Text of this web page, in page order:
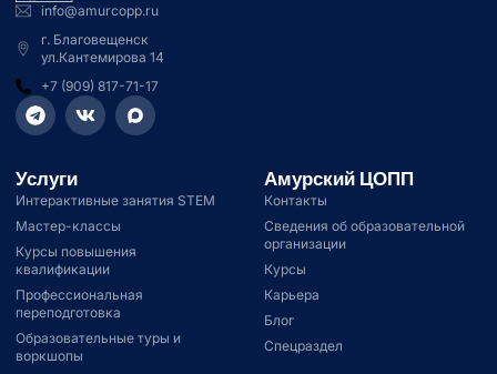
info@amurcopp.ru
г. Благовещенск
ул.Кантемирова 14
+7 (909) 817-71-17
Услуги
Интерактивные занятия STEM
Мастер-классы
Курсы повышения
квалификации
Профессиональная
переподготовка
Образовательные туры и
воркшопы
Амурский ЦОПП
Контакты
Сведения об образовательной
организации
Курсы
Карьера
Блог
Спецраздел